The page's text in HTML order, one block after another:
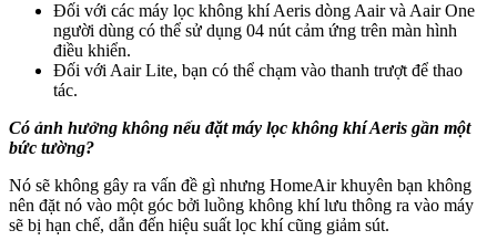
Đối với các máy lọc không khí Aeris dòng Aair và Aair One
người dùng có thể sử dụng 04 nút cảm ứng trên màn hình
điều khiển.
Đối với Aair Lite, bạn có thể chạm vào thanh trượt để thao
tác.
Có ảnh hưởng không nếu đặt máy lọc không khí Aeris gần một
bức tường?
Nó sẽ không gây ra vấn đề gì nhưng HomeAir khuyên bạn không
nên đặt nó vào một góc bởi luồng không khí lưu thông ra vào máy
sẽ bị hạn chế, dẫn đến hiệu suất lọc khí cũng giảm sút.